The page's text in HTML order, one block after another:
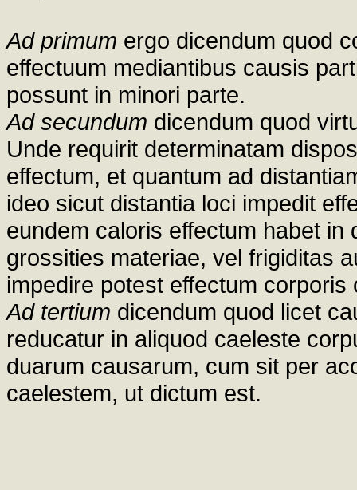
Ad primum ergo dicendum quod
effectuum mediantibus causis
possunt in minori parte.
Ad secundum dicendum quod
Unde requirit determinatam
effectum, et quantum ad
ideo sicut distantia loci impedit
eundem caloris effectum habet
grossities materiae, vel frigiditas
impedire potest effectum corporis
Ad tertium dicendum quod licet
reducatur in aliquod caeleste
duarum causarum, cum sit per
caelestem, ut dictum est.